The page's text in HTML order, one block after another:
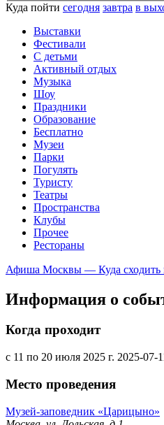
Куда пойти сегодня завтра в
Выставки
Фестивали
С детьми
Активный отдых
Музыка
Шоу
Праздники
Образование
Бесплатно
Музеи
Парки
Погулять
Туристу
Театры
Пространства
Клубы
Прочее
Рестораны
Афиша Москвы — Куда сходить
Информация о
Когда проходит
с 11 по 20 июля 2025 г. 2025-07-
Место проведения
Музей-заповедник «Царицыно»